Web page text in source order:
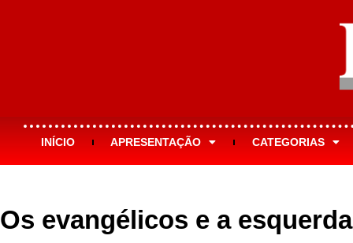
INÍCIO APRESENTAÇÃO CATEGORIAS
Os evangélicos e a esquerda